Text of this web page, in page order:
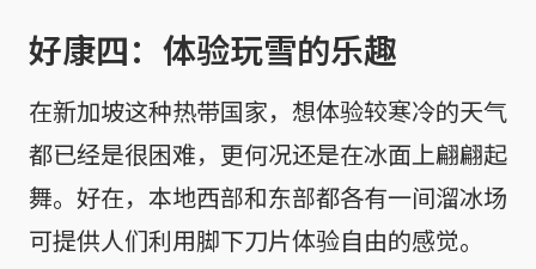
好康四：体验玩雪的乐趣
在新加坡这种热带国家，想体验较寒冷的天气
都已经是很困难，更何况还是在冰面上翩翩起
舞。好在，本地西部和东部都各有一间溜冰场
可提供人们利用脚下刀片体验自由的感觉。